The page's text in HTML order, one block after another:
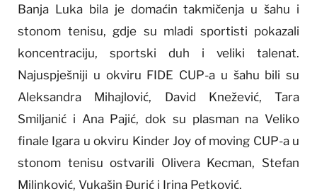
Banja Luka bila je domaćin takmičenja u šahu i
stonom tenisu, gdje su mladi sportisti pokazali
koncentraciju, sportski duh i veliki talenat.
Najuspješniji u okviru FIDE CUP-a u šahu bili su
Aleksandra Mihajlović, David Knežević, Tara
Smiljanić i Ana Pajić, dok su plasman na Veliko
finale Igara u okviru Kinder Joy of moving CUP-a u
stonom tenisu ostvarili Olivera Kecman, Stefan
Milinković, Vukašin Đurić i Irina Petković.